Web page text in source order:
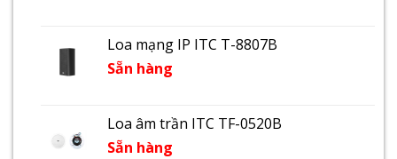
Loa mạng IP ITC T-8807B
Sẵn hàng
Loa âm trần ITC TF-0520B
Sẵn hàng